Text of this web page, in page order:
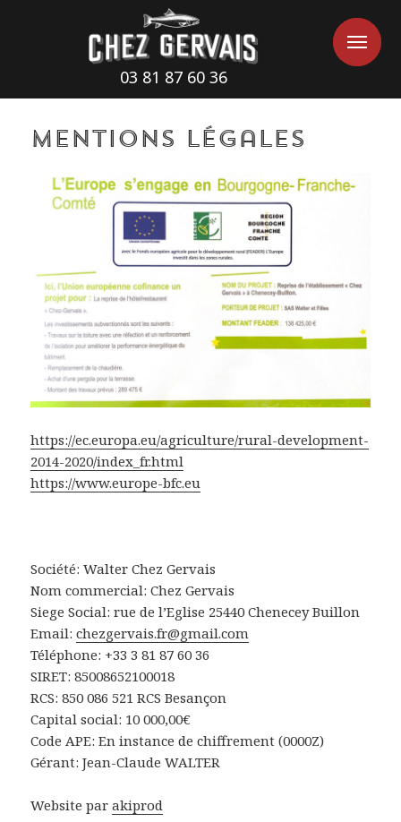
03 81 87 60 36
Mentions légales
https://ec.europa.eu/agriculture/rural-development-
2014-2020/index_fr.html
https://www.europe-bfc.eu
Société: Walter Chez Gervais
Nom commercial: Chez Gervais
Siege Social: rue de l’Eglise 25440 Chenecey Buillon
Email:chezgervais.fr@gmail.com
Téléphone: +33 3 81 87 60 36
SIRET: 85008652100018
RCS: 850 086 521 RCS Besançon
Capital social: 10 000,00€
Code APE: En instance de chiffrement (0000Z)
Gérant: Jean-Claude WALTER
Website parakiprod
Cookies management panel